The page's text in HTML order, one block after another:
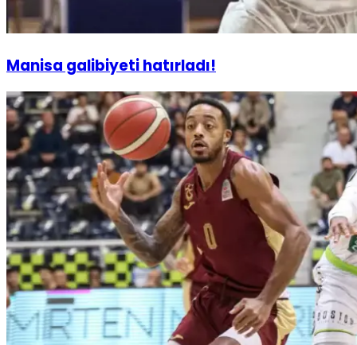
Manisa galibiyeti hatırladı!